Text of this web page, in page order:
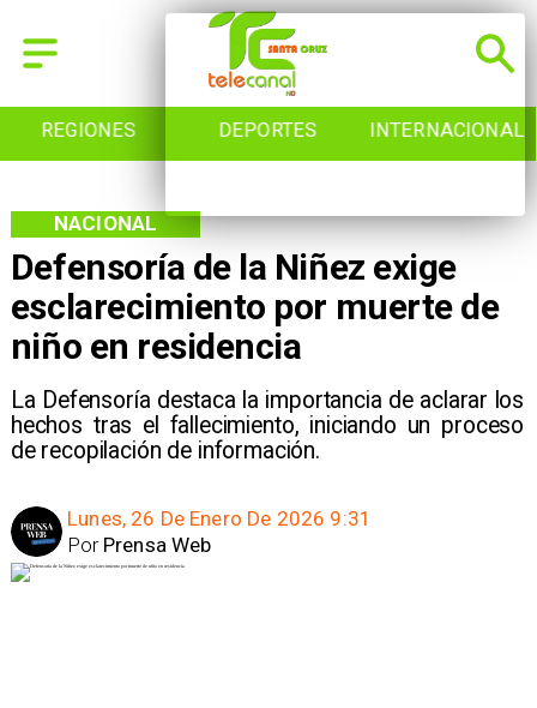
REGIONES DEPORTES INTERNACIONAL
Defensoría de la Niñez exige
esclarecimiento por muerte de
niño en residencia
La Defensoría destaca la importancia de aclarar los
hechos tras el fallecimiento, iniciando un proceso
de recopilación de información.
NACIONAL
Lunes, 26 De Enero De 2026 9:31
Prensa Web
Por